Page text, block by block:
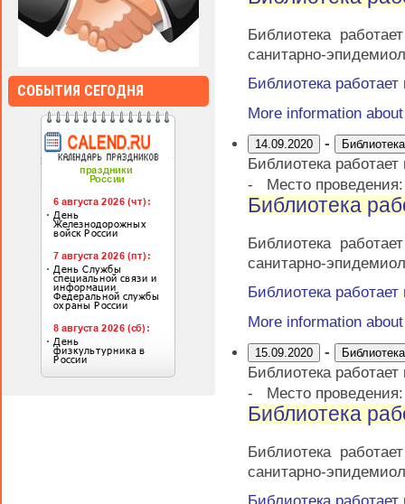
СОБЫТИЯ СЕГОДНЯ
Библиотека
санитарно-
Библиотека
More information
14.09.2020 -
Библиотека
-
Место
Библиотека
Библиотека
санитарно-
Библиотека
More information
15.09.2020 -
Библиотека
-
Место
Библиотека
Библиотека
санитарно-